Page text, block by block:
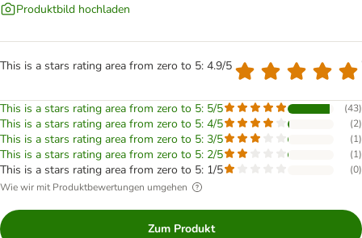
Produktbild hochladen
This is a stars rating area from zero to 5: 4.9/5
This is a stars rating area from zero to 5: 5/5 (43)
This is a stars rating area from zero to 5: 4/5 (2)
This is a stars rating area from zero to 5: 3/5 (1)
This is a stars rating area from zero to 5: 2/5 (1)
This is a stars rating area from zero to 5: 1/5 (0)
Wie wir mit Produktbewertungen umgehen
Zum Produkt